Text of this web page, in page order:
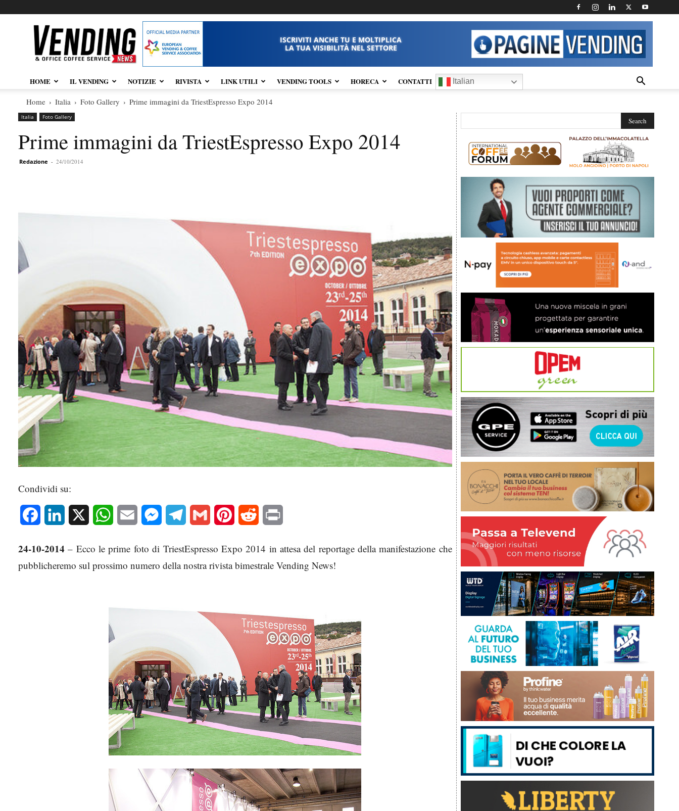
Vendingnews.it
ISCRIVITI ANCHE TU E MOLTIPLICA
LA TUA VISIBILITÀ NEL SETTORE
HOME IL VENDING NOTIZIE RIVISTA LINK UTILI VENDING TOOLS HORECA CONTATTI Italian
Home Italia Foto Gallery Prime immagini da TriestEspresso Expo 2014
Italia Foto Gallery
Prime immagini da TriestEspresso Expo 2014
Redazione - 24/10/2014
Condividi su:
Facebook LinkedIn WhatsAppEmail MessengerTelegram Gmail Pinterest Reddit
24-10-2014 – Ecco le prime foto di TriestEspresso Expo 2014 in attesa del reportage della manifestazione che
pubblicheremo sul prossimo numero della nostra rivista bimestrale Vending News!